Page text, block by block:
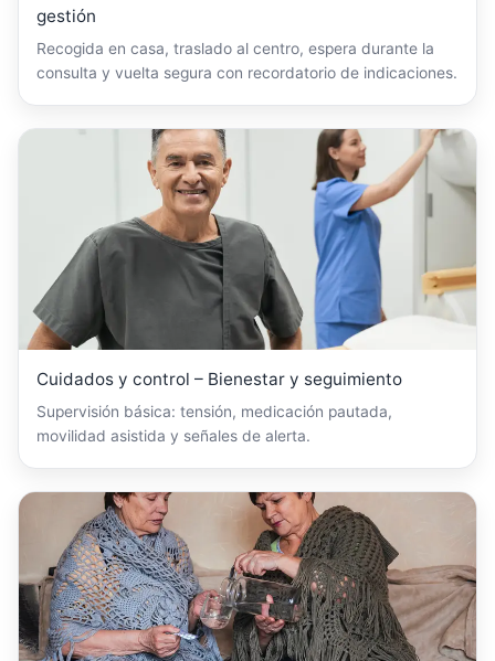
gestión
Recogida en casa, traslado al centro, espera durante la
consulta y vuelta segura con recordatorio de indicaciones.
Cuidados y control – Bienestar y seguimiento
Supervisión básica: tensión, medicación pautada,
movilidad asistida y señales de alerta.